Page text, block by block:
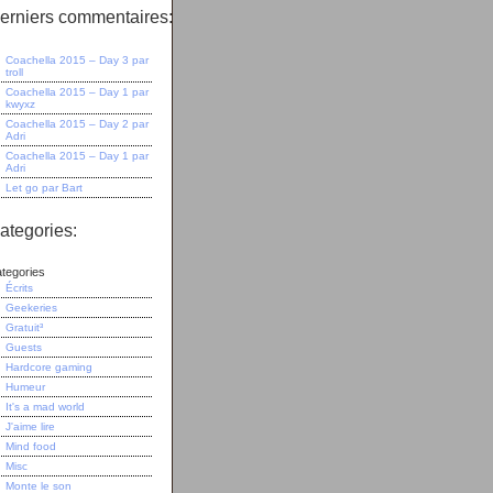
commentaires:
Coachella 2015 – Day 3 par
troll
Coachella 2015 – Day 1 par
kwyxz
Coachella 2015 – Day 2 par
Adri
Coachella 2015 – Day 1 par
Adri
Let go par Bart
Écrits
Geekeries
Gratuit³
Guests
Hardcore gaming
Humeur
It's a mad world
J'aime lire
Mind food
Misc
Monte le son